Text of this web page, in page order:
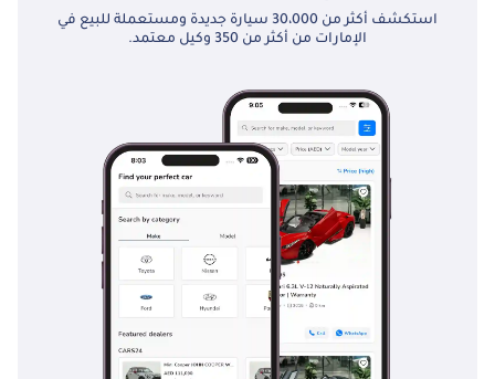
استكشف أكثر من 30،000 سيارة جديدة ومستعملة للبيع في
الإمارات من أكثر من 350 وكيل معتمد.